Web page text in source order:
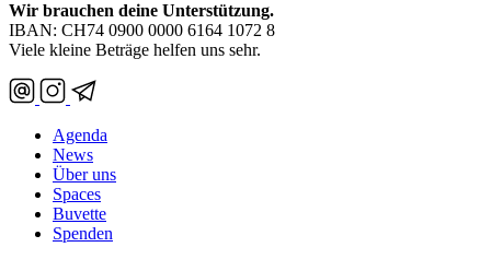
Wir brauchen deine Unterstützung.
IBAN: CH74 0900 0000 6164 1072 8
Viele kleine Beträge helfen uns sehr.
Agenda
News
Über uns
Spaces
Buvette
Spenden